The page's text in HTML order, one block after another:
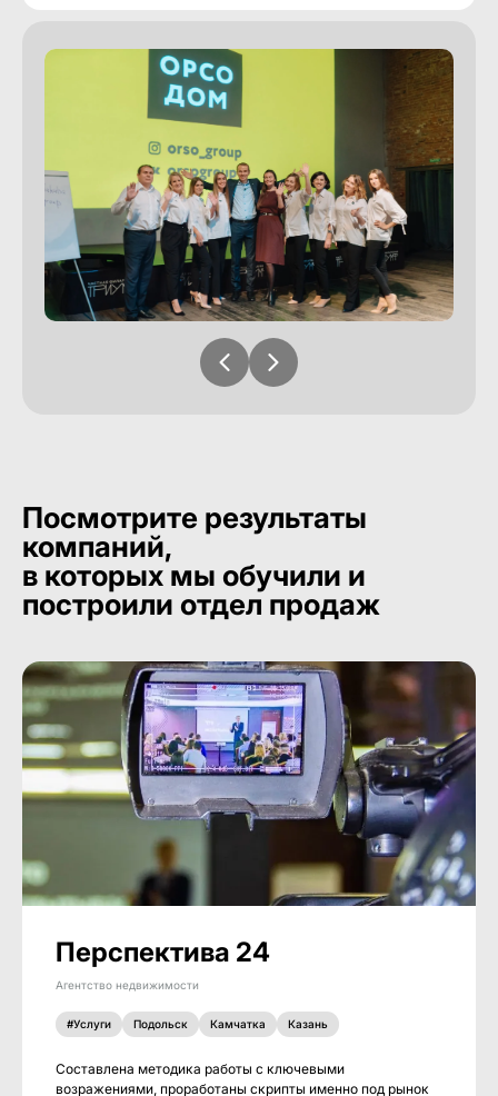
Посмотрите результаты
компаний,
в которых мы обучили и
построили отдел продаж
Перспектива 24
Агентство недвижимости
#Услуги Подольск Камчатка Казань
Составлена методика работы с ключевыми
возражениями, проработаны скрипты именно под рынок